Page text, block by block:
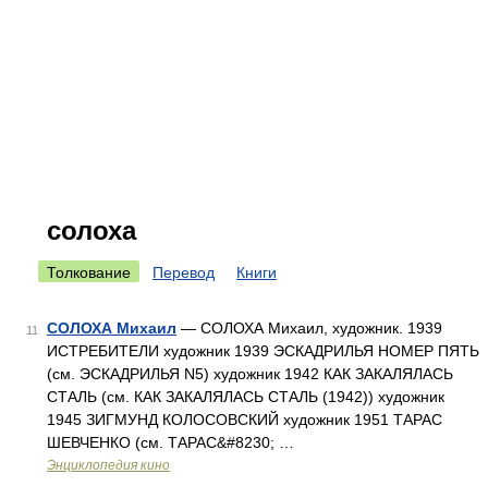
солоха
Толкование Перевод Книги
11 СОЛОХА Михаил — СОЛОХА Михаил, художник. 1939
ИСТРЕБИТЕЛИ художник 1939 ЭСКАДРИЛЬЯ НОМЕР ПЯТЬ
(см. ЭСКАДРИЛЬЯ N5) художник 1942 КАК ЗАКАЛЯЛАСЬ
СТАЛЬ (см. КАК ЗАКАЛЯЛАСЬ СТАЛЬ (1942)) художник
1945 ЗИГМУНД КОЛОСОВСКИЙ художник 1951 ТАРАС
ШЕВЧЕНКО (см. ТАРАС&#8230; …
Энциклопедия кино